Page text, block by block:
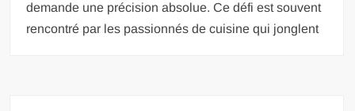
demande une précision absolue. Ce défi est souvent
rencontré par les passionnés de cuisine qui jonglent